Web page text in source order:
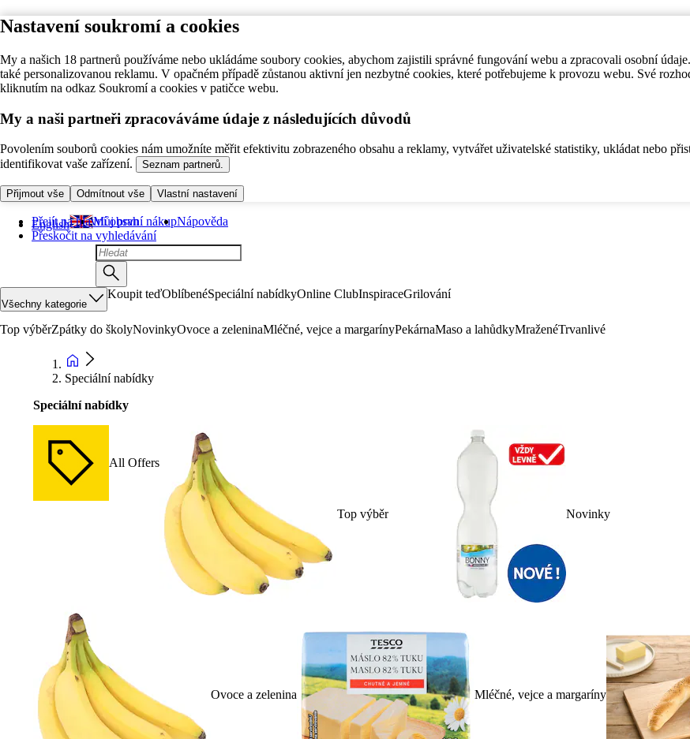
Nastavení soukromí a cookies
My a našich 18 partnerů používáme nebo ukládáme soubory cookies, abychom zajistili správné fungování webu a zpracovali osobní
také personalizovanou reklamu. V opačném případě zůstanou aktivní jen nezbytné cookies, které potřebujeme k provozu webu. Své
kliknutím na odkaz Soukromí a cookies v patičce webu.
My a naši partneři zpracováváme údaje z následujících důvodů
Povolením souborů cookies nám umožníte měřit efektivitu zobrazeného obsahu a reklamy, vytvářet uživatelské statistiky, ukládat nebo
identifikovat vaše zařízení.
Seznam partnerů.
Přijmout vše Odmítnout vše Vlastní nastavení
Přejít na hlavní obsah
Přeskočit na vyhledávání
English Můj první nákupNápověda
Všechny kategorie
Koupit teďOblíbenéSpeciální nabídkyOnline ClubInspiraceGrilování
Top výběrZpátky do školyNovinkyOvoce a zeleninaMléčné, vejce a margarínyPekárnaMaso a lahůdkyMraženéTrvanlivé
Speciální nabídky
Speciální nabídky
All Offers
Top výběr Novinky
Ovoce a zelenina Mléčné, vejce a margaríny